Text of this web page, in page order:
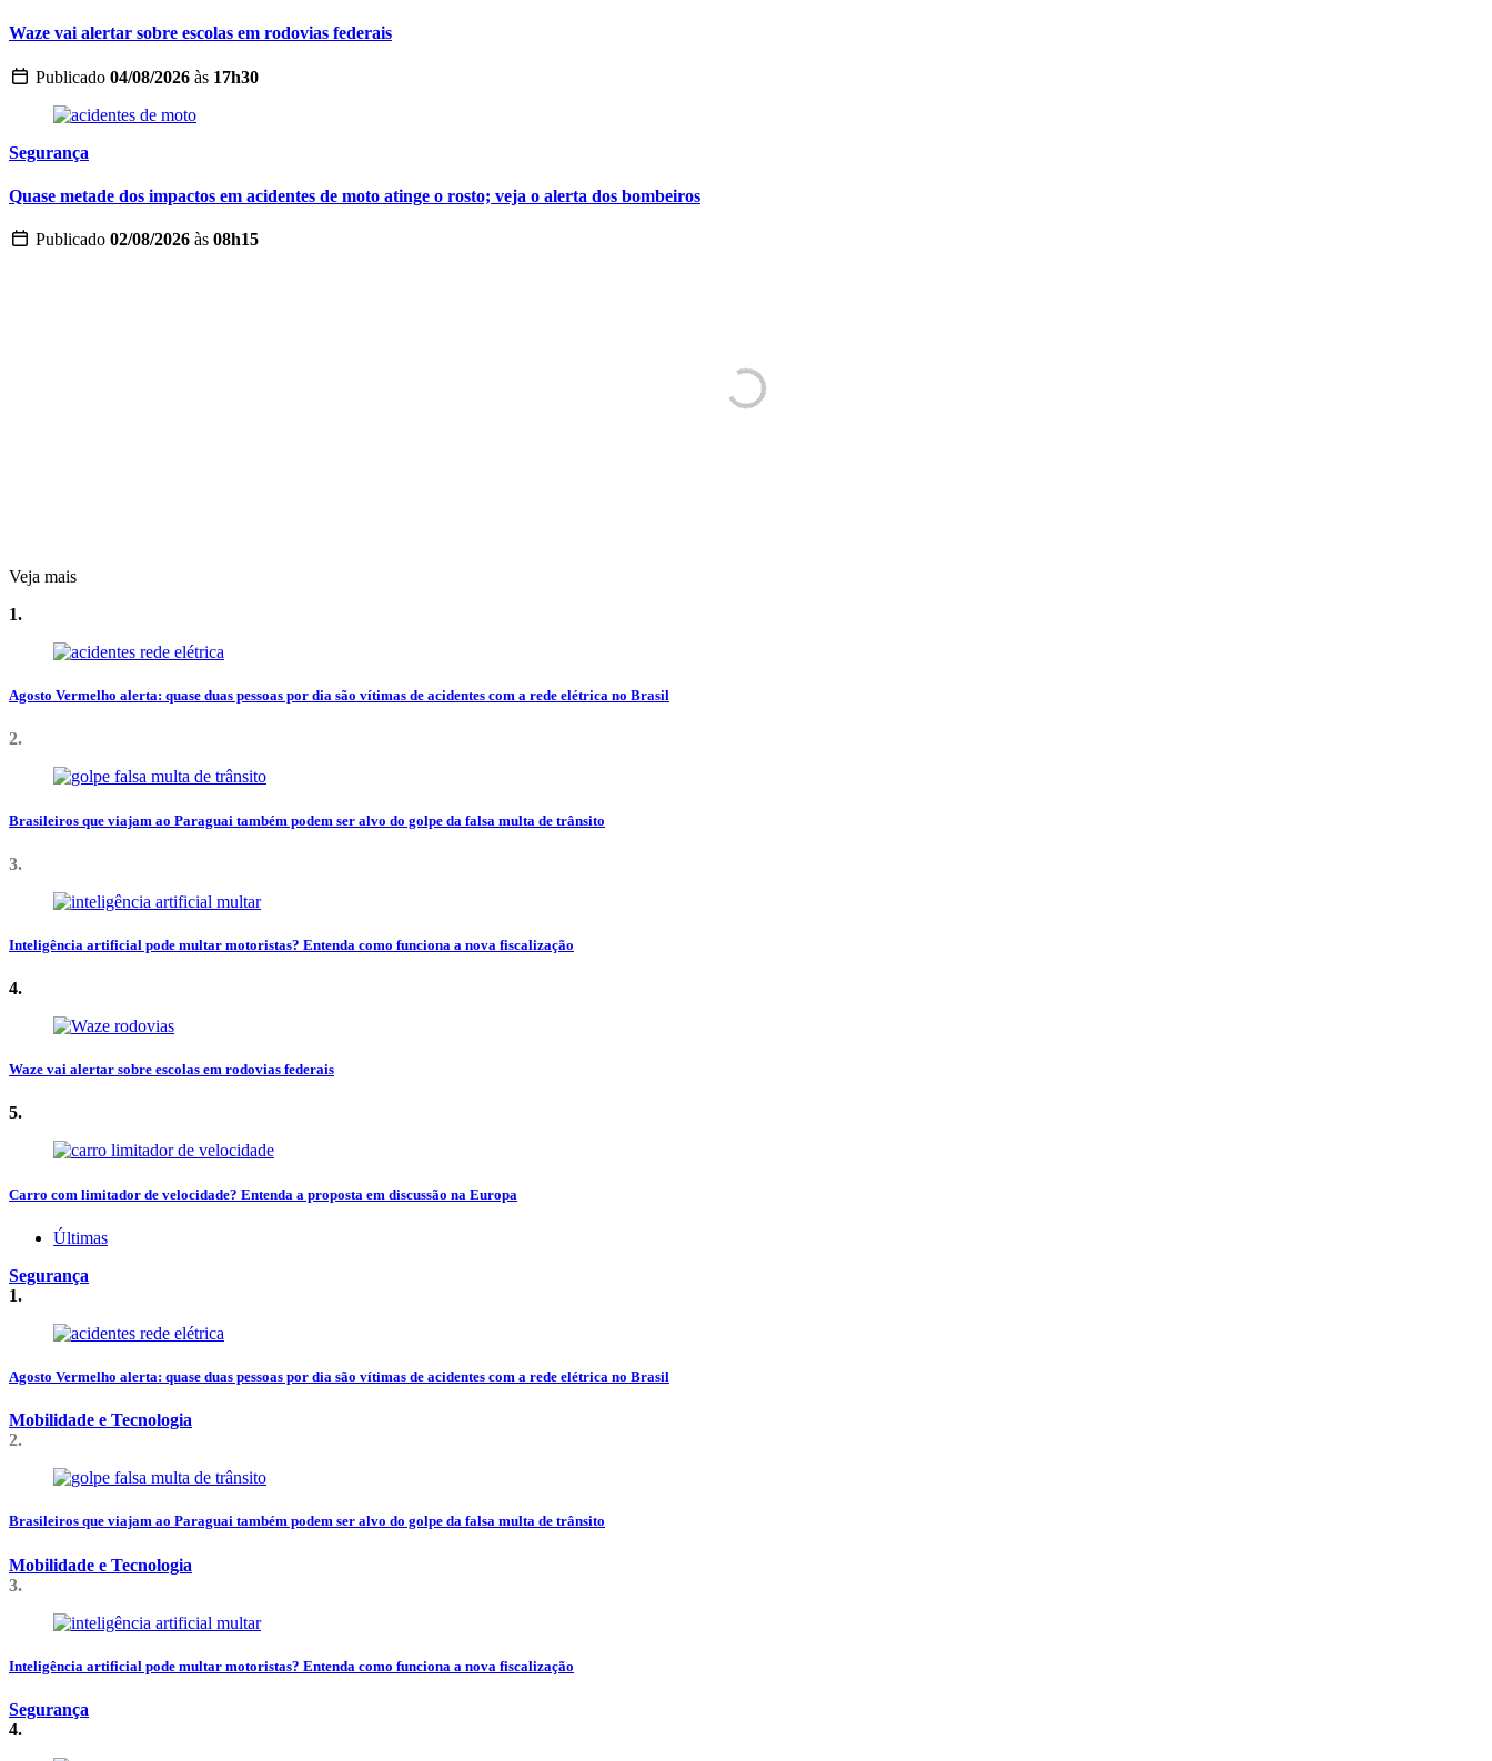
Waze vai alertar sobre escolas em rodovias federais
Publicado 04/08/2026 às 17h30
Segurança
Quase metade dos impactos em acidentes de moto atinge o rosto; veja o alerta dos bombeiros
Publicado 02/08/2026 às 08h15
Veja mais
1.
Agosto Vermelho alerta: quase duas pessoas por dia são vítimas de acidentes com a rede elétrica no Brasil
2.
Brasileiros que viajam ao Paraguai também podem ser alvo do golpe da falsa multa de trânsito
3.
Inteligência artificial pode multar motoristas? Entenda como funciona a nova fiscalização
4.
Waze vai alertar sobre escolas em rodovias federais
5.
Carro com limitador de velocidade? Entenda a proposta em discussão na Europa
Últimas
Segurança
1.
Agosto Vermelho alerta: quase duas pessoas por dia são vítimas de acidentes com a rede elétrica no Brasil
Mobilidade e Tecnologia
2.
Brasileiros que viajam ao Paraguai também podem ser alvo do golpe da falsa multa de trânsito
Mobilidade e Tecnologia
3.
Inteligência artificial pode multar motoristas? Entenda como funciona a nova fiscalização
Segurança
4.